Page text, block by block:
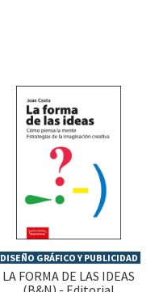
DISEÑO GRÁFICO Y PUBLICIDAD
LA FORMA DE LAS IDEAS